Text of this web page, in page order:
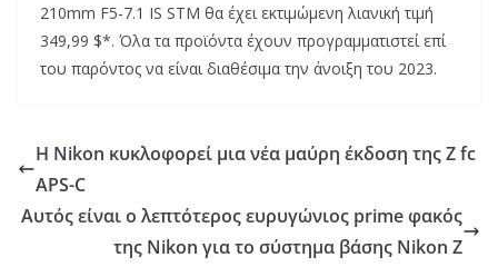
210mm F5-7.1 IS STM θα έχει εκτιμώμενη λιανική τιμή
349,99 $*. Όλα τα προϊόντα έχουν προγραμματιστεί επί
του παρόντος να είναι διαθέσιμα την άνοιξη του 2023.
Η Nikon κυκλοφορεί μια νέα μαύρη έκδοση της Z fc
APS-C
Αυτός είναι ο λεπτότερος ευρυγώνιος prime φακός
της Nikon για το σύστημα βάσης Nikon Z